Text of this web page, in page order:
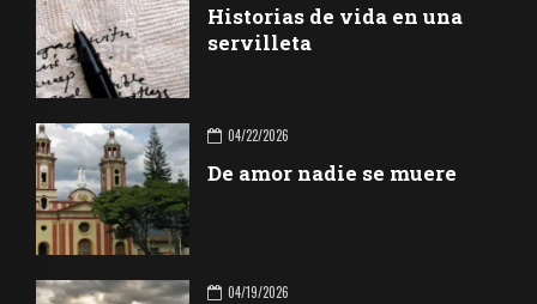
Historias de vida en una
servilleta
04/22/2026
De amor nadie se muere
04/19/2026